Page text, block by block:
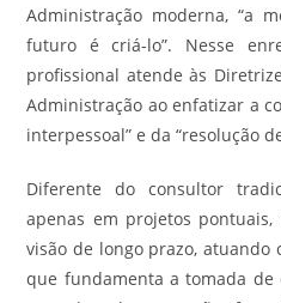
Administração moderna, “a
futuro é criá-lo”. Nesse
profissional atende às
Administração ao enfatizar a
interpessoal” e da “resolução
Diferente do consultor
apenas em projetos
visão de longo prazo,
que fundamenta a tomada de